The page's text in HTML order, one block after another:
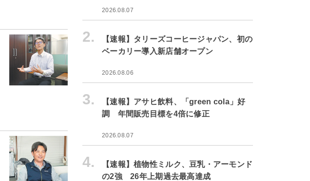
2026.08.07
2.
【速報】タリーズコーヒージャパン、初の
ベーカリー導入新店舗オープン
2026.08.06
3.
【速報】アサヒ飲料、「green cola」好
調 年間販売目標を4倍に修正
2026.08.07
4.
【速報】植物性ミルク、豆乳・アーモンド
の2強 26年上期過去最高達成